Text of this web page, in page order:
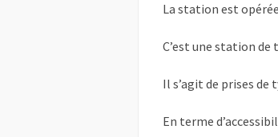
La station est
C’est une station de
Il s’agit de prises de
En terme